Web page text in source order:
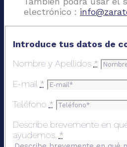
electrónico :
Introduce tus datos de
Nombre y Apellidos *
E-mail *
Teléfono *
Describe brevemente en
ayudemos. *